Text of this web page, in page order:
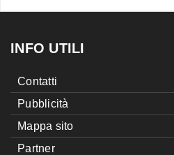
INFO UTILI
Contatti
Pubblicità
Mappa sito
Partner